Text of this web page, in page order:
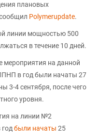
плановых
Polymerupdate.
линии мощностью 500
в течение 10 дней.
мероприятия на данной
в год были начаты 27
3-4 сентября, после чего
уровня.
на линии №2
были начаты 25